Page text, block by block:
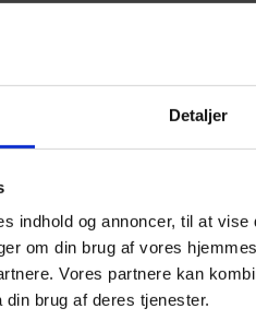
Detaljer
indhold og annoncer, til at
om din brug af vores
Vores partnere kan
brug af deres tjenester.